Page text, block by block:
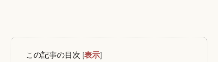
この記事の目次 [表示]